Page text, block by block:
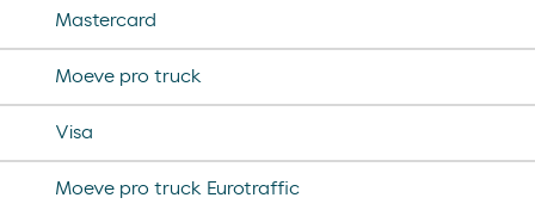
chorizo revilla
helado magnun
helado calippo
Mastercard
Moeve pro truck
Visa
Moeve pro truck Eurotraffic